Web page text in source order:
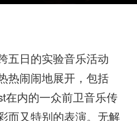
五日的实验音乐活动
闹闹地展开，包括
在内的一众前卫音乐传
而又特别的表演。无解